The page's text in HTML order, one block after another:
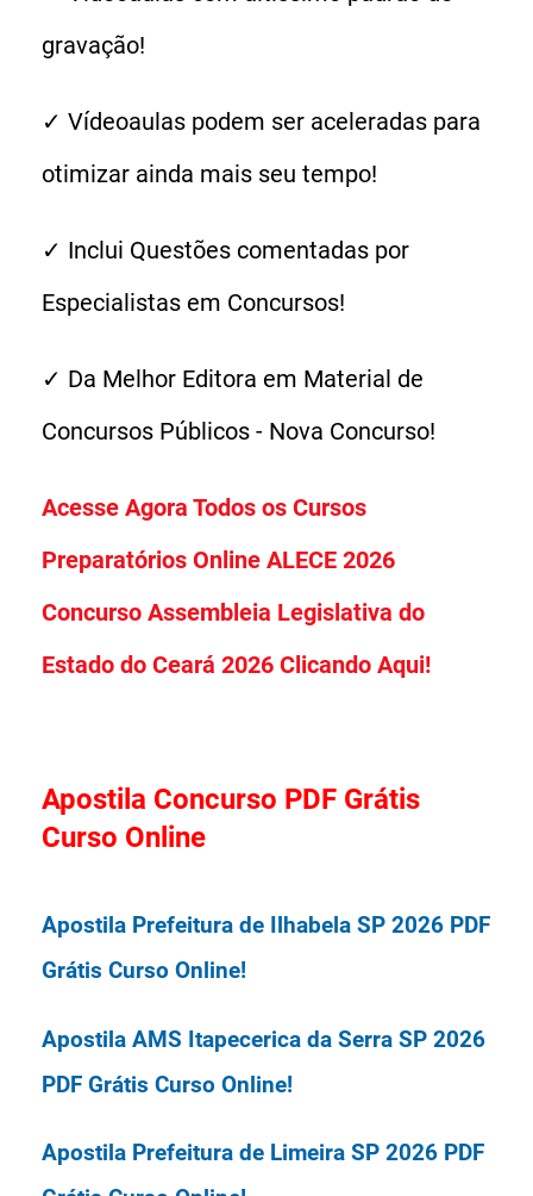
gravação!
✓ Vídeoaulas podem ser aceleradas para
otimizar ainda mais seu tempo!
✓ Inclui Questões comentadas por
Especialistas em Concursos!
✓ Da Melhor Editora em Material de
Concursos Públicos - Nova Concurso!
Acesse Agora Todos os Cursos
Preparatórios Online ALECE 2026
Concurso Assembleia Legislativa do
Estado do Ceará 2026 Clicando Aqui!
Apostila Concurso PDF Grátis
Curso Online
Apostila Prefeitura de Ilhabela SP 2026 PDF
Grátis Curso Online!
Apostila AMS Itapecerica da Serra SP 2026
PDF Grátis Curso Online!
Apostila Prefeitura de Limeira SP 2026 PDF